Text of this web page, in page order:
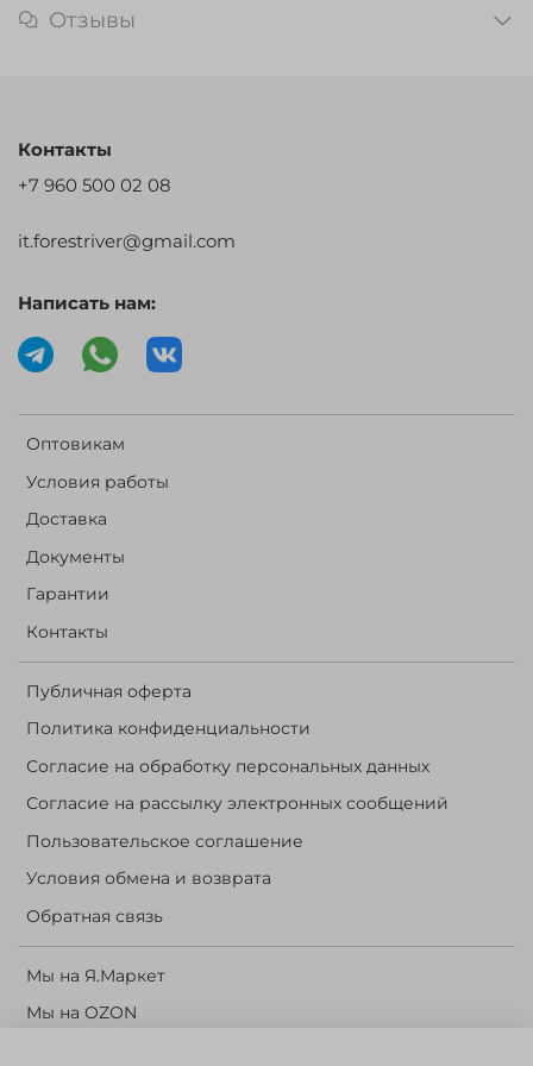
Отзывы
Оптовикам
Условия работы
Доставка
Документы
Гарантии
Контакты
Публичная оферта
Политика конфиденциальности
Согласие на обработку персональных данных
Согласие на рассылку электронных сообщений
Пользовательское соглашение
Условия обмена и возврата
Обратная связь
Мы на Я.Маркет
Мы на OZON
Контакты
+7 960 500 02 08
it.forestriver@gmail.com
Написать нам: